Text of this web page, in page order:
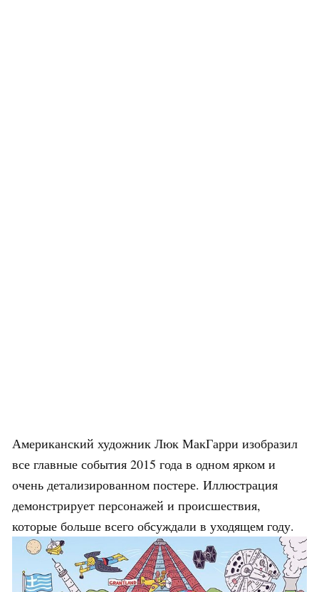
Американский художник Люк МакГарри изобразил
все главные события 2015 года в одном ярком и
очень детализированном постере. Иллюстрация
демонстрирует персонажей и происшествия,
которые больше всего обсуждали в уходящем году.